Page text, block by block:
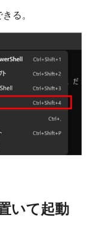
る。
いて起動